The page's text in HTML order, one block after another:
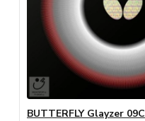
BUTTERFLY Glayzer 09C